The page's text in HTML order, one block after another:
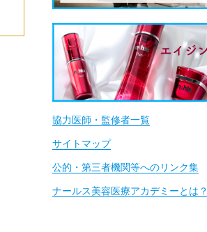
協力医師・監修者一覧
サイトマップ
公的・第三者機関等へのリンク集
ナールス美容医療アカデミーとは？